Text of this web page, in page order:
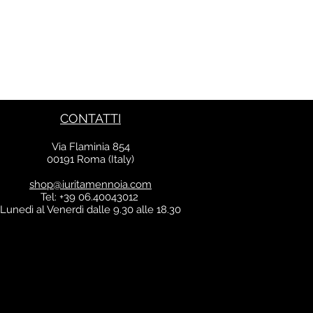
CONTATTI
Via Flaminia 854
00191 Roma (Italy)
shop@iuritamennoia.com
Tel: +39 06.40043012
Lunedì al Venerdì dalle 9.30 alle 18.30